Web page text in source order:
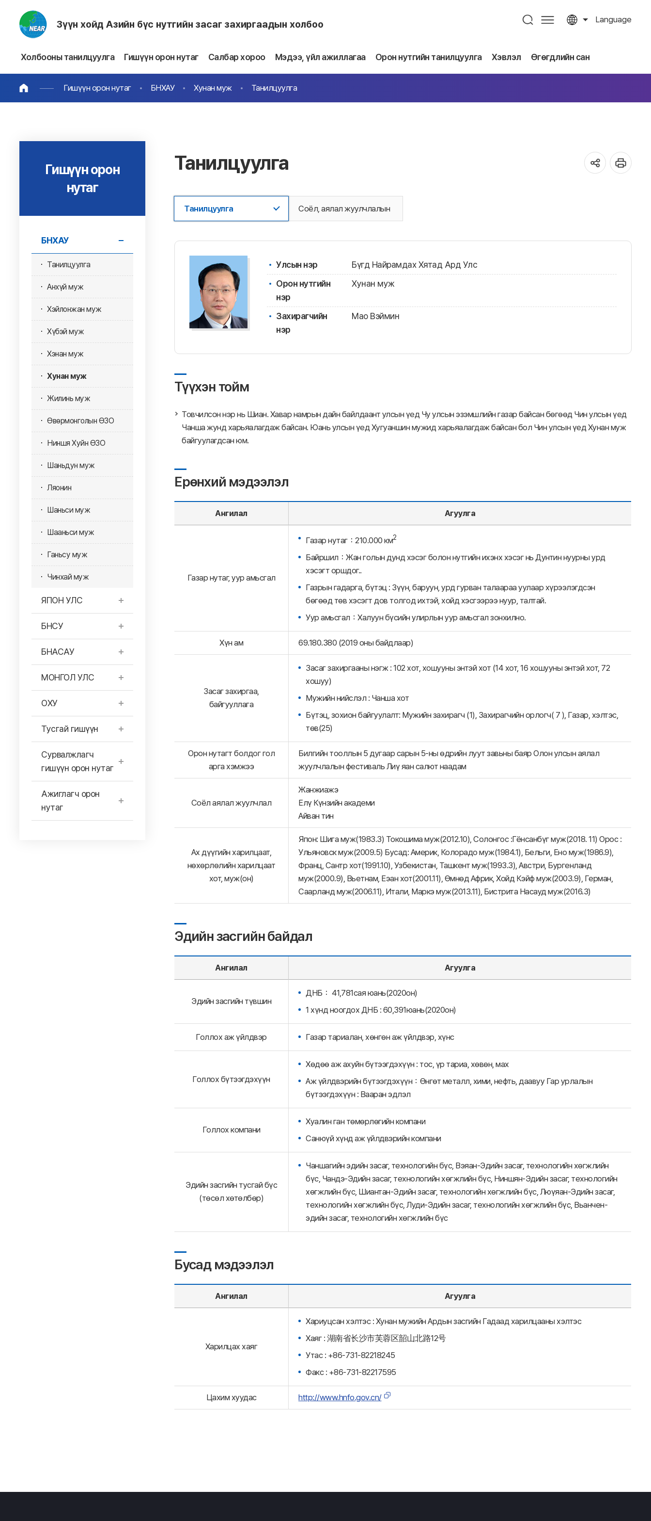
Зүүн хойд Азийн бүс нутгийн засаг захиргаадын холбоо Language
Холбооны танилцуулга Гишүүн орон нутаг Салбар хороо Мэдээ, үйл ажиллагаа Орон нутгийн танилцуулга Хэвлэл Өгөгдлийн сан
Гишүүн орон нутаг БНХАУ Хунан муж Танилцуулга
Гишүүн орон
нутаг
БНХАУ
Танилцуулга
Анхүй муж
Хэйлонжан муж
Хүбэй муж
Хэнан муж
Хунан муж
Жилинь муж
Өвөрмонголын ӨЗО
Ниншя Хуйн ӨЗО
Шаньдун муж
Ляонин
Шаньси муж
Шааньси муж
Ганьсу муж
Чинхай муж
ЯПОН УЛС
БНСУ
БНАСАУ
МОНГОЛ УЛС
ОХУ
Тусгай гишүүн
Сурвалжлагч
гишүүн орон нутаг
Ажиглагч орон
нутаг
Танилцуулга
Танилцуулга Соёл, аялал жуулчлалын
Улсын нэр
Бүгд Найрамдах Хятад Ард Улс
Орон нутгийн
нэр
Хунан муж
Захирагчийн
нэр
Мао Вэймин
Түүхэн тойм
Товчилсон нэр нь Шиан. Хавар намрын дайн байлдаант улсын үед Чу улсын эзэмшлийн газар байсан бөгөөд Чин улсын үед
Чанша жунд харьяалагдаж байсан. Юань улсын үед Хугуаншин мужид харьяалагдаж байсан бол Чин улсын үед Хунан муж
байгуулагдсан юм.
Ерөнхий мэдээлэл
Ангилал Агуулга
Газар нутаг, уур амьсгал
Газар нутаг：210.000 км2
Байршил：Жан голын дунд хэсэг болон нутгийн ихэнх хэсэг нь Дунтин нуурны урд
хэсэгт оршдог..
Газрын гадарга, бүтэц : Зүүн, баруун, урд гурван талаараа уулаар хүрээлэгдсэн
бөгөөд төв хэсэгт дов толгод ихтэй, хойд хэсгээрээ нуур, талтай.
Уур амьсгал：Халуун бүсийн улирлын уур амьсгал зонхилно.
Хүн ам 69.180.380 (2019 оны байдлаар)
Засаг захиргаа,
байгууллага
Засаг захиргааны нэгж : 102 хот, хошууны энтэй хот (14 хот, 16 хошууны энтэй хот, 72
хошуу)
Мужийн нийслэл : Чанша хот
Бүтэц, зохион байгуулалт: Мужийн захирагч (1), Захирагчийн орлогч( 7 ), Газар, хэлтэс,
төв(25)
Орон нутагт болдог гол
арга хэмжээ
Билгийн тооллын 5 дугаар сарын 5-ны өдрийн луут завьны баяр Олон улсын аялал
жуулчлалын фестиваль Лиү яан салют наадам
Соёл аялал жуулчлал
Жанжиажэ
Елү Күнзийн академи
Айван тин
Ах дүүгийн харилцаат,
нөхөрлөлийн харилцаат
хот, муж(он)
Япон: Шига муж(1983.3) Токошима муж(2012.10), Солонгос :Гёнсанбүг муж(2018. 11) Орос :
Ульяновск муж(2009.5) Бусад: Америк, Колорадо муж(1984.1), Бельги, Ено муж(1986.9),
Франц, Сантр хот(1991.10), Узбекистан, Ташкент муж(1993.3), Австри, Бургенланд
муж(2000.9), Вьетнам, Еэан хот(2001.11), Өмнөд Африк, Хойд Кэйф муж(2003.9), Герман,
Саарланд муж(2006.11), Итали, Маркэ муж(2013.11), Бистрита Насауд муж(2016.3)
Эдийн засгийн байдал
Ангилал Агуулга
Эдийн засгийн түвшин
ДНБ： 41,781сая юань(2020он)
1 хүнд ноогдох ДНБ : 60,391юань(2020он)
Голлох аж үйлдвэр Газар тариалан, хөнгөн аж үйлдвэр, хүнс
Голлох бүтээгдэхүүн
Хөдөө аж ахуйн бүтээгдэхүүн : тос, үр тариа, хөвөн, мах
Аж үйлдвэрийн бүтээгдэхүүн：Өнгөт металл, хими, нефть, даавуу Гар урлалын
бүтээгдэхүүн : Вааран эдлэл
Голлох компани
Хуалин ган төмөрлөгийн компани
Санюүй хүнд аж үйлдвэрийн компани
Эдийн засгийн тусгай бүс
(төсөл хөтөлбөр)
Чаншагийн эдийн засаг, технологийн бүс, Вэяан-Эдийн засаг, технологийн хөгжлийн
бүс, Чандэ-Эдийн засаг, технологийн хөгжлийн бүс, Ниншян-Эдийн засаг, технологийн
хөгжлийн бүс, Шиантан-Эдийн засаг, технологийн хөгжлийн бүс, Люүяан-Эдийн засаг,
технологийн хөгжлийн бүс, Луди-Эдийн засаг, технологийн хөгжлийн бүс, Вьанчен-
эдийн засаг, технологийн хөгжлийн бүс
Бусад мэдээлэл
Ангилал Агуулга
Харилцах хаяг
Хариуцсан хэлтэс : Хунан мужийн Ардын засгийн Гадаад харилцааны хэлтэс
Хаяг : 湖南省长沙市芙蓉区韶山北路12号
Утас : +86-731-82218245
Факс : +86-731-82217595
Цахим хуудас http://www.hnfo.gov.cn/